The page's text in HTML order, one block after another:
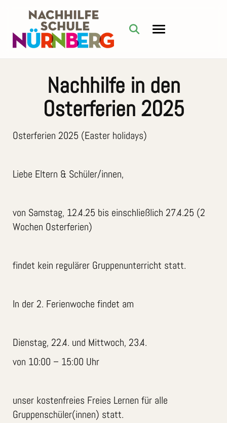
Nachhilfe in den
Osterferien 2025
Osterferien 2025 (Easter holidays)
Liebe Eltern & Schüler/innen,
von Samstag, 12.4.25 bis einschließlich 27.4.25 (2
Wochen Osterferien)
findet kein regulärer Gruppenunterricht statt.
In der 2. Ferienwoche findet am
Dienstag, 22.4. und Mittwoch, 23.4.
von 10:00 – 15:00 Uhr
unser kostenfreies Freies Lernen für alle
Gruppenschüler(innen) statt.